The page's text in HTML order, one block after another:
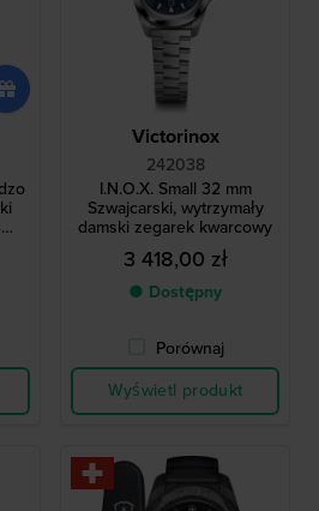
Victorinox
242038
I.N.O.X. Small 32 mm
Szwajcarski, wytrzymały
damski zegarek kwarcowy
3 418,00 zł
● Dostępny
Porównaj
Wyświetl produkt